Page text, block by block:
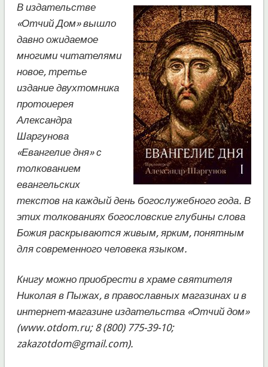
В издательстве
«Отчий Дом» вышло
давно ожидаемое
многими читателями
новое, третье
издание двухтомника
протоиерея
Александра
Шаргунова
«Евангелие дня» с
толкованием
евангельских
текстов на каждый день богослужебного года. В
этих толкованиях богословские глубины слова
Божия раскрываются живым, ярким, понятным
для современного человека языком.
Книгу можно приобрести в храме святителя
Николая в Пыжах, в православных магазинах и в
интернет-магазине издательства «Отчий дом»
(www.otdom.ru; 8 (800) 775-39-10;
zakazotdom@gmail.com).